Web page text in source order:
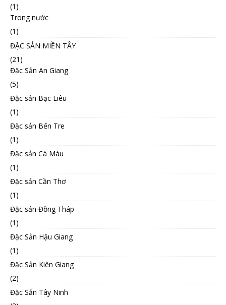
(1)
Trong nước
(1)
ĐẶC SẢN MIỀN TÂY
(21)
Đặc Sản An Giang
(5)
Đặc sản Bạc Liêu
(1)
Đặc sản Bến Tre
(1)
Đặc sản Cà Màu
(1)
Đặc sản Cần Thơ
(1)
Đặc sản Đồng Tháp
(1)
Đặc Sản Hậu Giang
(1)
Đặc Sản Kiên Giang
(2)
Đặc Sản Tây Ninh